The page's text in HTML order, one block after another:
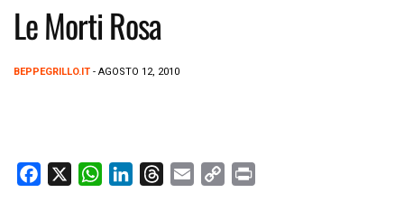
Le Morti Rosa
BEPPEGRILLO.IT - AGOSTO 12, 2010
W